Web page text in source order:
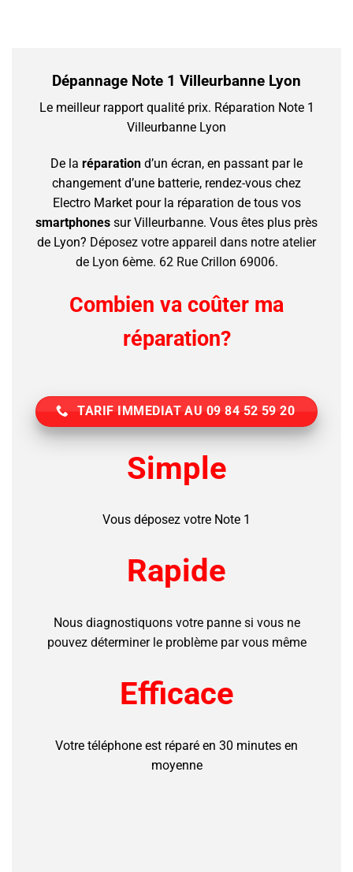
Dépannage Note 1 Villeurbanne Lyon
Le meilleur rapport qualité prix. Réparation Note 1
Villeurbanne Lyon
De la réparation d’un écran, en passant par le
changement d’une batterie, rendez-vous chez
Electro Market pour la réparation de tous vos
smartphones sur Villeurbanne. Vous êtes plus près
de Lyon? Déposez votre appareil dans notre atelier
de Lyon 6ème. 62 Rue Crillon 69006.
Combien va coûter ma
réparation?
TARIF IMMEDIAT AU 09 84 52 59 20
Simple
Vous déposez votre Note 1
Rapide
Nous diagnostiquons votre panne si vous ne
pouvez déterminer le problème par vous même
Efficace
Votre téléphone est réparé en 30 minutes en
moyenne